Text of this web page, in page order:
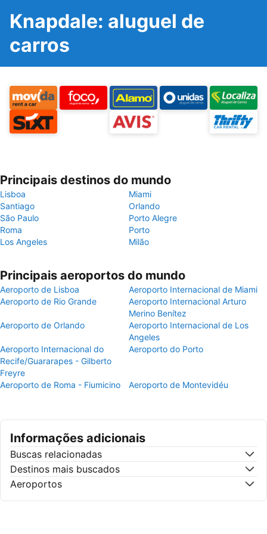
Knapdale: aluguel de
carros
Principais destinos do mundo
Lisboa
Miami
Santiago
Orlando
São Paulo
Porto Alegre
Roma
Porto
Los Angeles
Milão
Principais aeroportos do mundo
Aeroporto de Lisboa
Aeroporto Internacional de Miami
Aeroporto de Rio Grande
Aeroporto Internacional Arturo
Merino Benítez
Aeroporto de Orlando
Aeroporto Internacional de Los
Angeles
Aeroporto Internacional do
Recife/Guararapes - Gilberto
Freyre
Aeroporto do Porto
Aeroporto de Roma - Fiumicino Aeroporto de Montevidéu
Informações adicionais
Buscas relacionadas
Destinos mais buscados
Aeroportos